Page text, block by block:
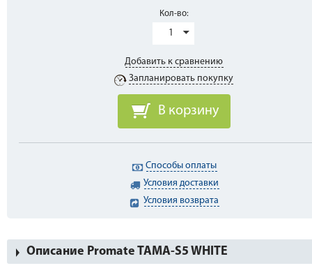
Кол-во:
1
Добавить к сравнению
Запланировать покупку
В корзину
Способы оплаты
Условия доставки
Условия возврата
Описание Promate TAMA-S5 WHITE